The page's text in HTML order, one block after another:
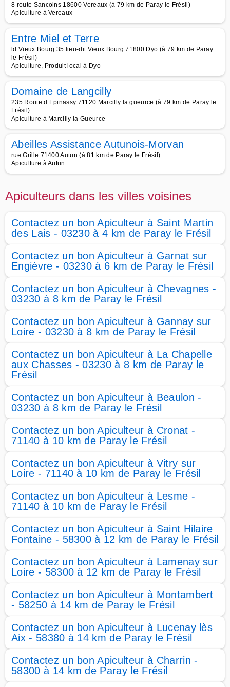
8 route Sancoins 18600 Vereaux (à 79 km de Paray le Frésil)
Apiculture à Vereaux
Entre Miel et Terre
ld Vieux Bourg 35 lieu-dit Vieux Bourg 71800 Dyo (à 79 km de Paray
le Frésil)
Apiculture, Produit local à Dyo
Domaine de Langcilly
235 Route d Epinassy 71120 Marcilly la gueurce (à 79 km de Paray le
Frésil)
Apiculture à Marcilly la Gueurce
Abeilles Assistance Autunois-Morvan
rue Grille 71400 Autun (à 81 km de Paray le Frésil)
Apiculture à Autun
Apiculteurs dans les villes voisines
Contactez un bon Apiculteur à Saint Martin
des Lais - 03230 à 4 km de Paray le Frésil
Contactez un bon Apiculteur à Garnat sur
Engièvre - 03230 à 6 km de Paray le Frésil
Contactez un bon Apiculteur à Chevagnes -
03230 à 8 km de Paray le Frésil
Contactez un bon Apiculteur à Gannay sur
Loire - 03230 à 8 km de Paray le Frésil
Contactez un bon Apiculteur à La Chapelle
aux Chasses - 03230 à 8 km de Paray le
Frésil
Contactez un bon Apiculteur à Beaulon -
03230 à 8 km de Paray le Frésil
Contactez un bon Apiculteur à Cronat -
71140 à 10 km de Paray le Frésil
Contactez un bon Apiculteur à Vitry sur
Loire - 71140 à 10 km de Paray le Frésil
Contactez un bon Apiculteur à Lesme -
71140 à 10 km de Paray le Frésil
Contactez un bon Apiculteur à Saint Hilaire
Fontaine - 58300 à 12 km de Paray le Frésil
Contactez un bon Apiculteur à Lamenay sur
Loire - 58300 à 12 km de Paray le Frésil
Contactez un bon Apiculteur à Montambert
- 58250 à 14 km de Paray le Frésil
Contactez un bon Apiculteur à Lucenay lès
Aix - 58380 à 14 km de Paray le Frésil
Contactez un bon Apiculteur à Charrin -
58300 à 14 km de Paray le Frésil